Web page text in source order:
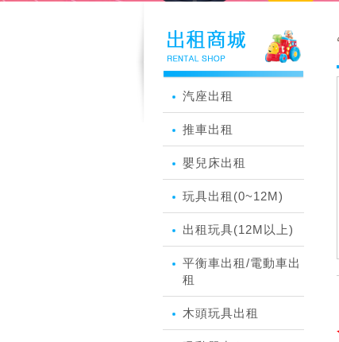
汽座出租
推車出租
嬰兒床出租
玩具出租(0~12M)
出租玩具(12M以上)
平衡車出租/電動車出
租
木頭玩具出租